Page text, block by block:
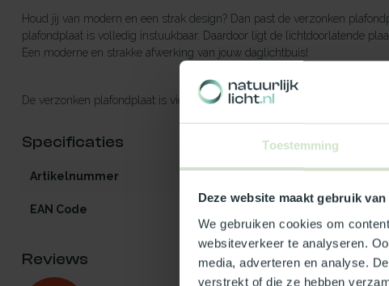
Toestemming
Deze website maakt gebruik
We gebruiken cookies om
websiteverkeer te analyseren.
media, adverteren en analyse.
verstrekt of die ze hebben
Houd jij van modern en een strak design? Dan past de verzonken
plafondplaat is volledig instuukbaar. Daardoor ligt de lichtdoorlatende
Een moderne en strakke afwerking van jouw daglichtbuis!
De verzonken plafondplaat is vierkant en alleen verkrijgbaar voor de
Specificaties
Artikelnummer
EAN Code 8721335391138
Reviews